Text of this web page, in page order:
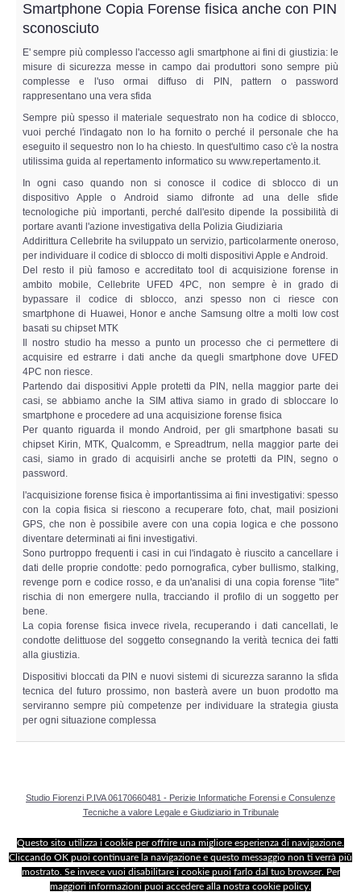
Smartphone Copia Forense fisica anche con PIN
sconosciuto
E' sempre più complesso l'accesso agli smartphone ai fini di giustizia: le
misure di sicurezza messe in campo dai produttori sono sempre più
complesse e l'uso ormai diffuso di PIN, pattern o password
rappresentano una vera sfida
Sempre più spesso il materiale sequestrato non ha codice di sblocco,
vuoi perché l'indagato non lo ha fornito o perché il personale che ha
eseguito il sequestro non lo ha chiesto. In quest'ultimo caso c'è la nostra
utilissima guida al repertamento informatico su www.repertamento.it.
In ogni caso quando non si conosce il codice di sblocco di un
dispositivo Apple o Android siamo difronte ad una delle sfide
tecnologiche più importanti, perché dall'esito dipende la possibilità di
portare avanti l'azione investigativa della Polizia Giudiziaria
Addirittura Cellebrite ha sviluppato un servizio, particolarmente oneroso,
per individuare il codice di sblocco di molti dispositivi Apple e Android.
Del resto il più famoso e accreditato tool di acquisizione forense in
ambito mobile, Cellebrite UFED 4PC, non sempre è in grado di
bypassare il codice di sblocco, anzi spesso non ci riesce con
smartphone di Huawei, Honor e anche Samsung oltre a molti low cost
basati su chipset MTK
Il nostro studio ha messo a punto un processo che ci permettere di
acquisire ed estrarre i dati anche da quegli smartphone dove UFED
4PC non riesce.
Partendo dai dispositivi Apple protetti da PIN, nella maggior parte dei
casi, se abbiamo anche la SIM attiva siamo in grado di sbloccare lo
smartphone e procedere ad una acquisizione forense fisica
Per quanto riguarda il mondo Android, per gli smartphone basati su
chipset Kirin, MTK, Qualcomm, e Spreadtrum, nella maggior parte dei
casi, siamo in grado di acquisirli anche se protetti da PIN, segno o
password.
l'acquisizione forense fisica è importantissima ai fini investigativi: spesso
con la copia fisica si riescono a recuperare foto, chat, mail posizioni
GPS, che non è possibile avere con una copia logica e che possono
diventare determinati ai fini investigativi.
Sono purtroppo frequenti i casi in cui l'indagato è riuscito a cancellare i
dati delle proprie condotte: pedo pornografica, cyber bullismo, stalking,
revenge porn e codice rosso, e da un'analisi di una copia forense "lite"
rischia di non emergere nulla, tracciando il profilo di un soggetto per
bene.
La copia forense fisica invece rivela, recuperando i dati cancellati, le
condotte delittuose del soggetto consegnando la verità tecnica dei fatti
alla giustizia.
Dispositivi bloccati da PIN e nuovi sistemi di sicurezza saranno la sfida
tecnica del futuro prossimo, non basterà avere un buon prodotto ma
serviranno sempre più competenze per individuare la strategia giusta
per ogni situazione complessa
Studio Fiorenzi P.IVA 06170660481 - Perizie Informatiche Forensi e Consulenze
Tecniche a valore Legale e Giudiziario in Tribunale
Questo sito utilizza i cookie per offrire una migliore esperienza di navigazione.
Cliccando OK puoi continuare la navigazione e questo messaggio non ti verrà più
mostrato. Se invece vuoi disabilitare i cookie puoi farlo dal tuo browser. Per
maggiori informazioni puoi accedere alla nostra cookie policy.